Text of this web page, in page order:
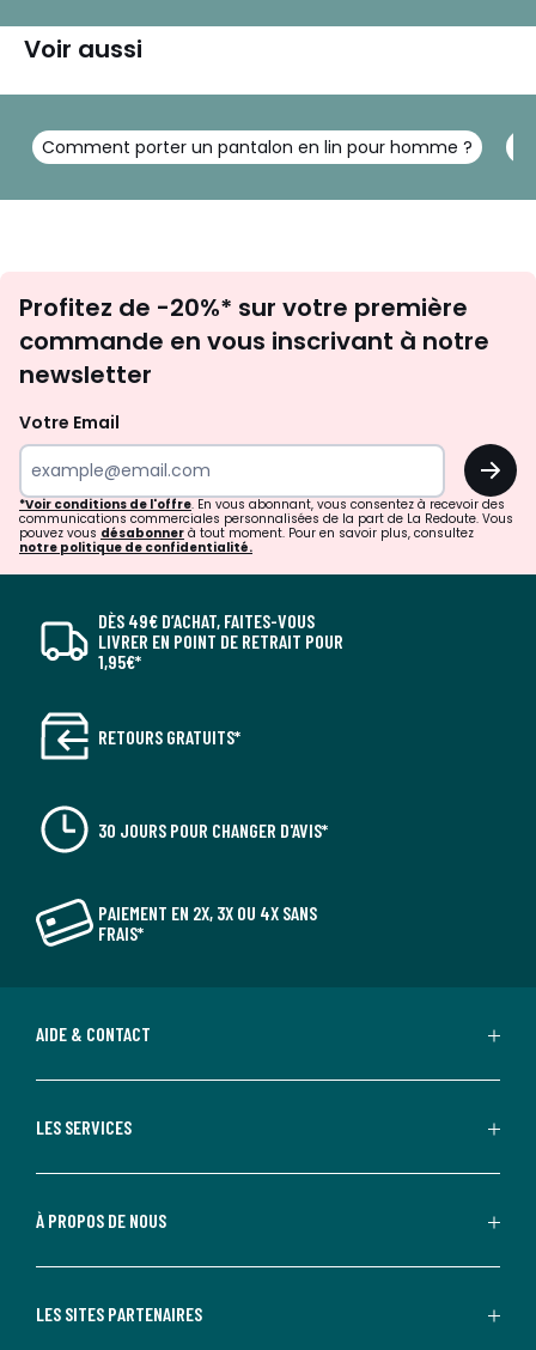
Voir aussi
Comment porter un pantalon en lin pour homme ?
newsletter
Profitez de -20%* sur votre première
commande en vous inscrivant à notre
newsletter
Votre Email
OK
*Voir conditions de l'offre. En vous abonnant, vous consentez à recevoir des
communications commerciales personnalisées de la part de La Redoute. Vous
pouvez vous désabonner à tout moment. Pour en savoir plus, consultez
notre politique de confidentialité.
DÈS 49€ D’ACHAT, FAITES-VOUS
LIVRER EN POINT DE RETRAIT POUR
1,95€*
RETOURS GRATUITS*
30 JOURS POUR CHANGER D'AVIS*
PAIEMENT EN 2X, 3X OU 4X SANS
FRAIS*
AIDE & CONTACT
LES SERVICES
À PROPOS DE NOUS
LES SITES PARTENAIRES